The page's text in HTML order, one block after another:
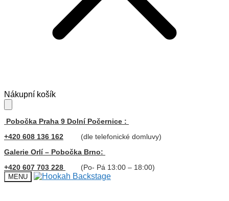
Skip
to
navigation
Skip
to
content
Nákupní košík
Pobočka Praha 9 Dolní Počernice :
+420 608 136 162
(dle telefonické domluvy)
Galerie Orlí – Pobočka Brno:
+420 607 703 228
(Po- Pá 13:00 – 18:00)
MENU